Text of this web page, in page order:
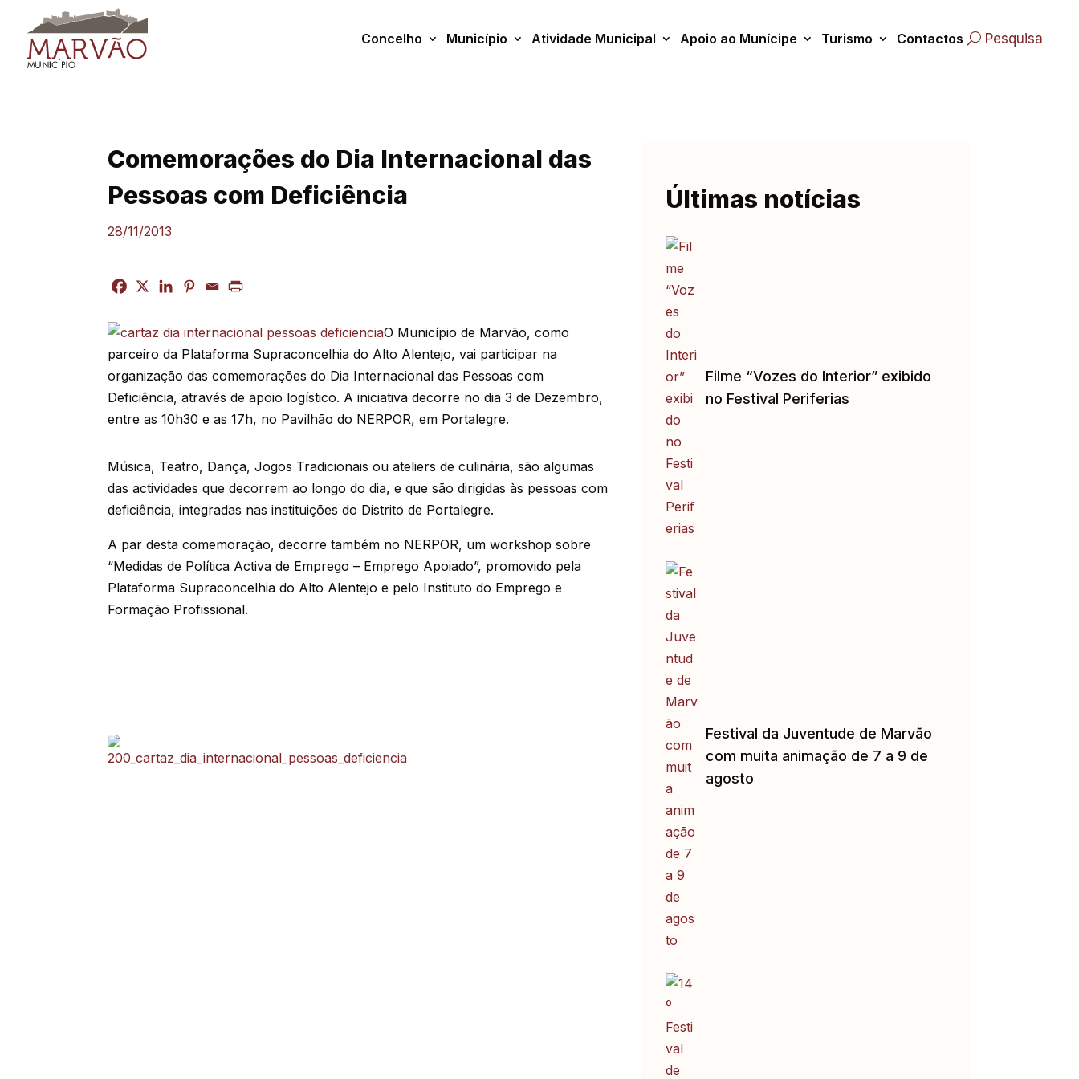
content
Concelho Município Atividade Municipal Apoio ao Munícipe Turismo Contactos Pesquisa
Comemorações do Dia Internacional das
Pessoas com Deficiência
28/11/2013
O Município de Marvão, como
parceiro da Plataforma Supraconcelhia do Alto Alentejo, vai participar na
organização das comemorações do Dia Internacional das Pessoas com
Deficiência, através de apoio logístico. A iniciativa decorre no dia 3 de Dezembro,
entre as 10h30 e as 17h, no Pavilhão do NERPOR, em Portalegre.
Música, Teatro, Dança, Jogos Tradicionais ou ateliers de culinária, são algumas
das actividades que decorrem ao longo do dia, e que são dirigidas às pessoas com
deficiência, integradas nas instituições do Distrito de Portalegre.
A par desta comemoração, decorre também no NERPOR, um workshop sobre
“Medidas de Política Activa de Emprego – Emprego Apoiado”, promovido pela
Plataforma Supraconcelhia do Alto Alentejo e pelo Instituto do Emprego e
Formação Profissional.
Últimas notícias
Filme “Vozes do Interior” exibido
no Festival Periferias
Festival da Juventude de Marvão
com muita animação de 7 a 9 de
agosto